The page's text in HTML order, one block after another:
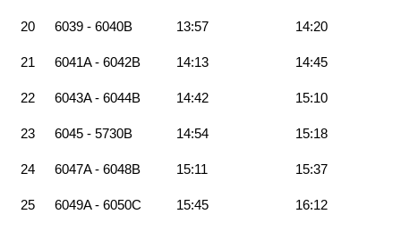
20 6039 - 6040B 13:57 14:20
21 6041A - 6042B 14:13 14:45
22 6043A - 6044B 14:42 15:10
23 6045 - 5730B 14:54 15:18
24 6047A - 6048B 15:11 15:37
25 6049A - 6050C 15:45 16:12